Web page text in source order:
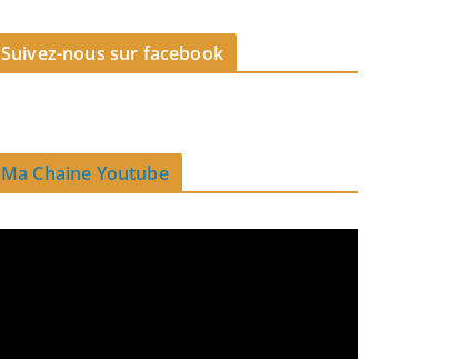
Suivez-nous sur facebook
Ma Chaine Youtube